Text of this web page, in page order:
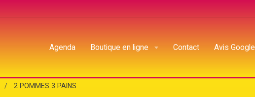
Agenda Boutique en ligne Contact Avis Google
2 POMMES 3 PAINS